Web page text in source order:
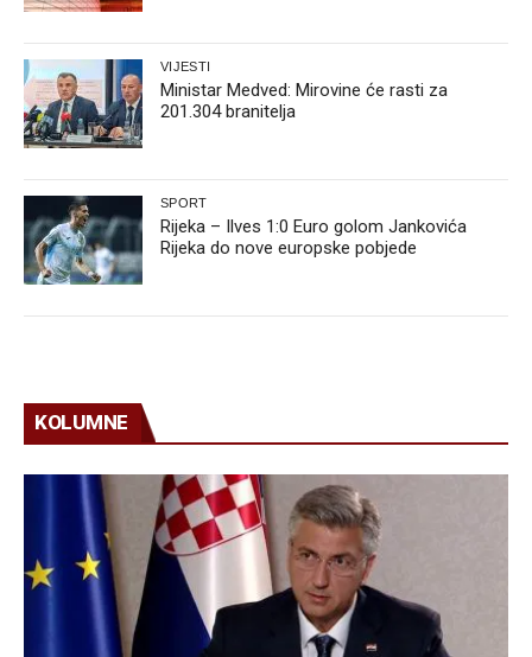
VIJESTI
Ministar Medved: Mirovine će rasti za
201.304 branitelja
SPORT
Rijeka – Ilves 1:0 Euro golom Jankovića
Rijeka do nove europske pobjede
KOLUMNE